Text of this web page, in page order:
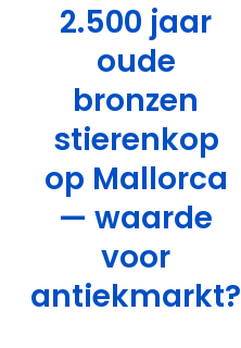
2.500 jaar
oude
bronzen
stierenkop
op Mallorca
— waarde
voor
antiekmarkt?